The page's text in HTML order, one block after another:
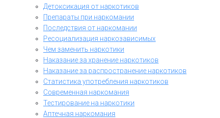
Детоксикация от наркотиков
Препараты при наркомании
Последствия от наркомании
Ресоциализация наркозависимых
Чем заменить наркотики
Наказание за хранение наркотиков
Наказание за распространение наркотиков
Статистика употребления наркотиков
Современная наркомания
Тестирование на наркотики
Аптечная наркомания